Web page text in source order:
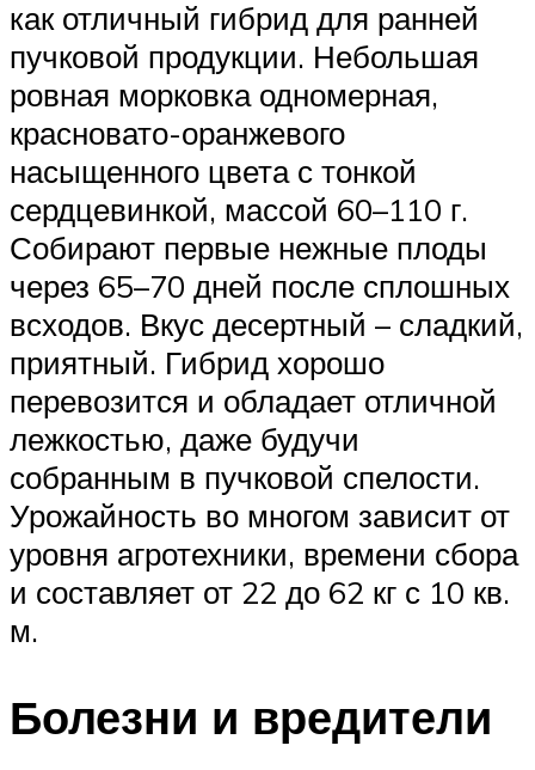
как отличный гибрид для ранней
пучковой продукции. Небольшая
ровная морковка одномерная,
красновато-оранжевого
насыщенного цвета с тонкой
сердцевинкой, массой 60–110 г.
Собирают первые нежные плоды
через 65–70 дней после сплошных
всходов. Вкус десертный – сладкий,
приятный. Гибрид хорошо
перевозится и обладает отличной
лежкостью, даже будучи
собранным в пучковой спелости.
Урожайность во многом зависит от
уровня агротехники, времени сбора
и составляет от 22 до 62 кг с 10 кв.
м.
Болезни и вредители